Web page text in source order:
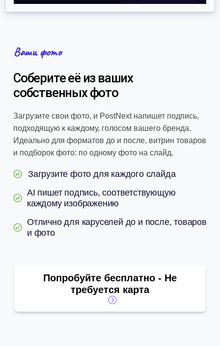
Ваши фото
Соберите её из ваших
собственных фото
Загрузите свои фото, и PostNext напишет подпись,
подходящую к каждому, голосом вашего бренда.
Идеально для форматов до и после, витрин товаров
и подборок фото: по одному фото на слайд.
Загрузите фото для каждого слайда
AI пишет подпись, соответствующую
каждому изображению
Отлично для каруселей до и после, товаров
и фото
Попробуйте бесплатно - Не
требуется карта